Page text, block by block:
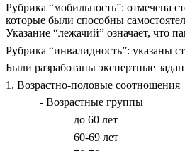
Рубрика “мобильность”: отмечена
которые были способны
Указание “лежачий” означает, что
Рубрика “инвалидность”: указаны
Были разработаны экспертные
1. Возрастно-половые соотношения
- Возрастные группы
до 60 лет
60-69 лет